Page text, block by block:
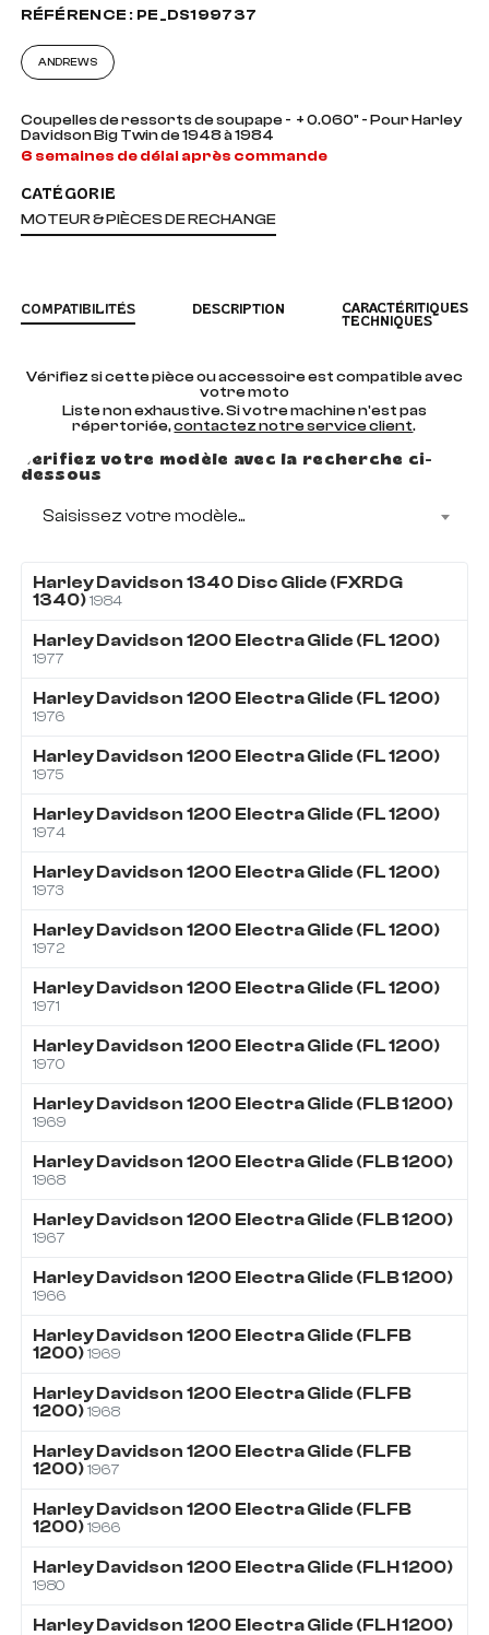
RÉFÉRENCE : PE_DS199737
ANDREWS
Coupelles de ressorts de soupape - + 0.060" - Pour Harley
Davidson Big Twin de 1948 à 1984
6 semaines de délai après commande
CATÉGORIE
MOTEUR & PIÈCES DE RECHANGE
COMPATIBILITÉS DESCRIPTION
CARACTÉRITIQUES
TECHNIQUES
Vérifiez si cette pièce ou accessoire est compatible avec
votre moto
Liste non exhaustive. Si votre machine n'est pas
répertoriée,contactez notre service client.
Vérifiez votre modèle avec la recherche ci-
dessous
Saisissez votre modèle...
Harley Davidson 1340 Disc Glide (FXRDG
1340) 1984
Harley Davidson 1200 Electra Glide (FL 1200)
1977
Harley Davidson 1200 Electra Glide (FL 1200)
1976
Harley Davidson 1200 Electra Glide (FL 1200)
1975
Harley Davidson 1200 Electra Glide (FL 1200)
1974
Harley Davidson 1200 Electra Glide (FL 1200)
1973
Harley Davidson 1200 Electra Glide (FL 1200)
1972
Harley Davidson 1200 Electra Glide (FL 1200)
1971
Harley Davidson 1200 Electra Glide (FL 1200)
1970
Harley Davidson 1200 Electra Glide (FLB 1200)
1969
Harley Davidson 1200 Electra Glide (FLB 1200)
1968
Harley Davidson 1200 Electra Glide (FLB 1200)
1967
Harley Davidson 1200 Electra Glide (FLB 1200)
1966
Harley Davidson 1200 Electra Glide (FLFB
1200) 1969
Harley Davidson 1200 Electra Glide (FLFB
1200) 1968
Harley Davidson 1200 Electra Glide (FLFB
1200) 1967
Harley Davidson 1200 Electra Glide (FLFB
1200) 1966
Harley Davidson 1200 Electra Glide (FLH 1200)
1980
Harley Davidson 1200 Electra Glide (FLH 1200)